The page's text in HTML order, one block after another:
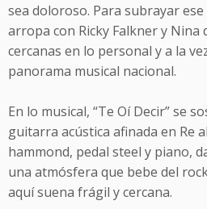
sea doloroso. Para subrayar ese
arropa con Ricky Falkner y Nina
cercanas en lo personal y a la
panorama musical nacional.
En lo musical, “Te Oí Decir” se
guitarra acústica afinada en Re
hammond, pedal steel y piano,
una atmósfera que bebe del
aquí suena frágil y cercana.